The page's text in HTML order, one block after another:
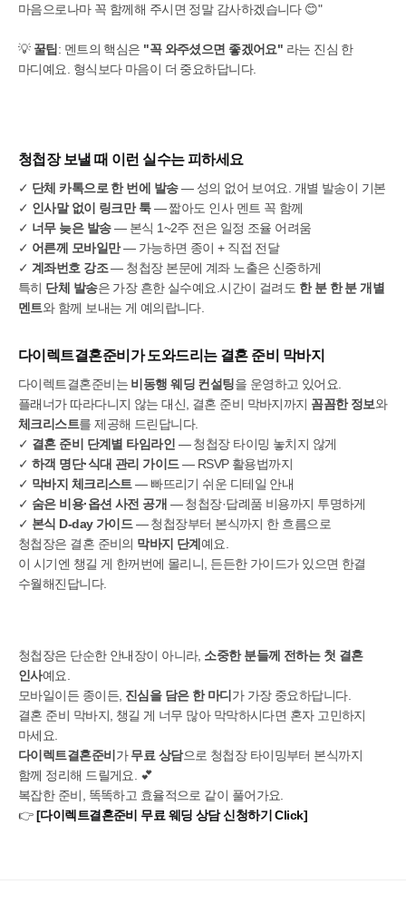
마음으로나마 꼭 함께해 주시면 정말 감사하겠습니다 😊"
💡 꿀팁 : 멘트의 핵심은 "꼭 와주셨으면 좋겠어요" 라는 진심 한
마디예요. 형식보다 마음이 더 중요하답니다.
청첩장 보낼 때 이런 실수는 피하세요
✓ 단체 카톡으로 한 번에 발송— 성의 없어 보여요. 개별 발송이 기본
✓ 인사말 없이 링크만 툭— 짧아도 인사 멘트 꼭 함께
✓ 너무 늦은 발송— 본식 1~2주 전은 일정 조율 어려움
✓ 어른께 모바일만— 가능하면 종이 + 직접 전달
✓ 계좌번호 강조— 청첩장 본문에 계좌 노출은 신중하게
특히 단체 발송은 가장 흔한 실수예요.시간이 걸려도 한 분 한 분 개별
멘트와 함께 보내는 게 예의랍니다.
다이렉트결혼준비가 도와드리는 결혼 준비 막바지
다이렉트결혼준비는 비동행 웨딩 컨설팅을 운영하고 있어요.
플래너가 따라다니지 않는 대신, 결혼 준비 막바지까지 꼼꼼한 정보와
체크리스트를 제공해 드린답니다.
✓ 결혼 준비 단계별 타임라인 — 청첩장 타이밍 놓치지 않게
✓ 하객 명단·식대 관리 가이드— RSVP 활용법까지
✓ 막바지 체크리스트— 빠뜨리기 쉬운 디테일 안내
✓ 숨은 비용·옵션 사전 공개 — 청첩장·답례품 비용까지 투명하게
✓ 본식 D-day 가이드— 청첩장부터 본식까지 한 흐름으로
청첩장은 결혼 준비의 막바지 단계 예요.
이 시기엔 챙길 게 한꺼번에 몰리니, 든든한 가이드가 있으면 한결
수월해진답니다.
청첩장은 단순한 안내장이 아니라, 소중한 분들께 전하는 첫 결혼
인사예요.
모바일이든 종이든, 진심을 담은 한 마디 가 가장 중요하답니다.
결혼 준비 막바지, 챙길 게 너무 많아 막막하시다면 혼자 고민하지
마세요.
다이렉트결혼준비 가무료 상담으로 청첩장 타이밍부터 본식까지
함께 정리해 드릴게요. 💕
복잡한 준비, 똑똑하고 효율적으로 같이 풀어가요.
👉[다이렉트결혼준비 무료 웨딩 상담 신청하기 Click]